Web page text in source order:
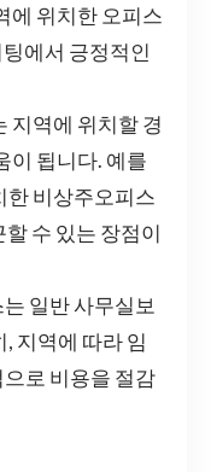
에 위치한 오피스
에서 긍정적인
지역에 위치할 경
이 됩니다. 예를
한 비상주오피스
수 있는 장점이
일반 사무실보
지역에 따라 임
로 비용을 절감